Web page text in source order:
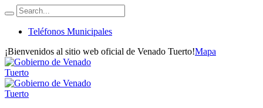
Teléfonos Municipales
¡Bienvenidos al sitio web oficial de Venado Tuerto!Mapa